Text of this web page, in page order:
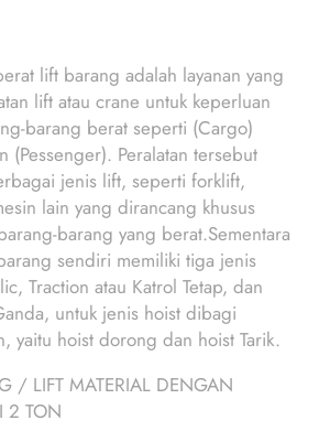
lift barang adalah layanan yang
lift atau crane untuk keperluan
barang berat seperti (Cargo)
(Pessenger). Peralatan tersebut
jenis lift, seperti forklift,
lain yang dirancang khusus
barang yang berat.Sementara
sendiri memiliki tiga jenis
Traction atau Katrol Tetap, dan
untuk jenis hoist dibagi
yaitu hoist dorong dan hoist Tarik.
/ LIFT MATERIAL DENGAN
2 TON